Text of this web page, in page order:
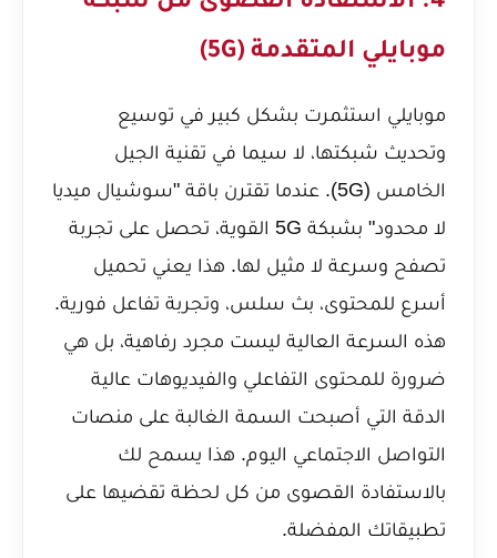
موبايلي المتقدمة (5G)
موبايلي استثمرت بشكل كبير في توسيع
وتحديث شبكتها، لا سيما في تقنية الجيل
الخامس (5G). عندما تقترن باقة "سوشيال ميديا
لا محدود" بشبكة 5G القوية، تحصل على تجربة
تصفح وسرعة لا مثيل لها. هذا يعني تحميل
أسرع للمحتوى، بث سلس، وتجربة تفاعل فورية.
هذه السرعة العالية ليست مجرد رفاهية، بل هي
ضرورة للمحتوى التفاعلي والفيديوهات عالية
الدقة التي أصبحت السمة الغالبة على منصات
التواصل الاجتماعي اليوم. هذا يسمح لك
بالاستفادة القصوى من كل لحظة تقضيها على
تطبيقاتك المفضلة.